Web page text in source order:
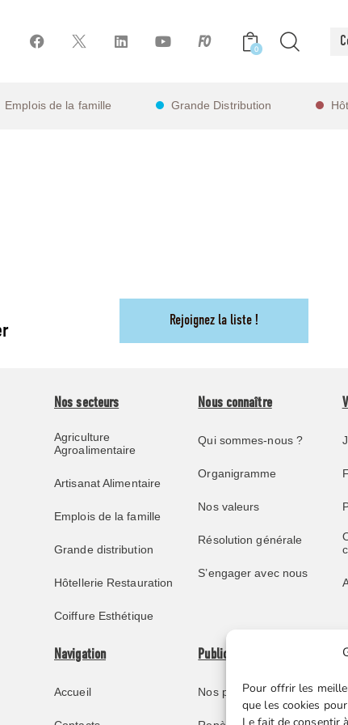
Pour offrir les
que les cookies
0
Emplois de la famille Grande Distribution
Rejoignez la liste !
Nos secteurs
Agriculture
Agroalimentaire
Artisanat Alimentaire
Emplois de la famille
Grande distribution
Hôtellerie Restauration
Coiffure Esthétique
Nous connaître
Qui sommes-nous ?
Organigramme
Nos valeurs
Résolution générale
S’engager avec nous
Navigation
Accueil
Publications
Nos publications